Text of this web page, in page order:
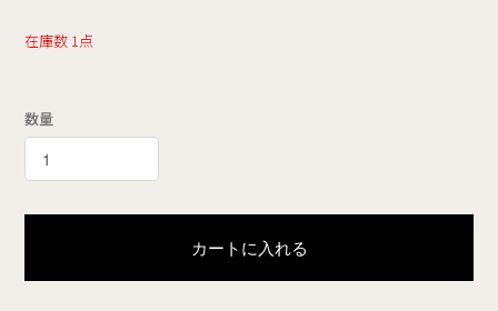
在庫数 1点
数量
カートに入れる